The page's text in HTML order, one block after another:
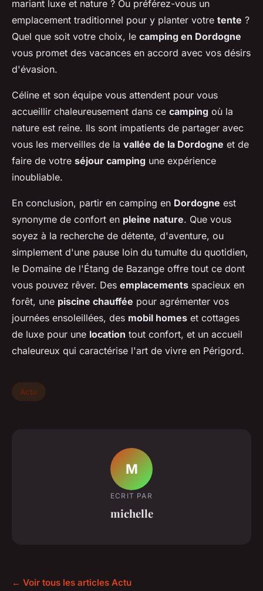
mariant luxe et nature ? Ou préférez-vous un
emplacement traditionnel pour y planter votre tente ?
Quel que soit votre choix, le camping en Dordogne
vous promet des vacances en accord avec vos désirs
d'évasion.
Céline et son équipe vous attendent pour vous
accueillir chaleureusement dans ce camping où la
nature est reine. Ils sont impatients de partager avec
vous les merveilles de la vallée de la Dordogne et de
faire de votre séjour camping une expérience
inoubliable.
En conclusion, partir en camping en Dordogne est
synonyme de confort en pleine nature. Que vous
soyez à la recherche de détente, d'aventure, ou
simplement d'une pause loin du tumulte du quotidien,
le Domaine de l'Étang de Bazange offre tout ce dont
vous pouvez rêver. Des emplacements spacieux en
forêt, une piscine chauffée pour agrémenter vos
journées ensoleillées, des mobil homes et cottages
de luxe pour une location tout confort, et un accueil
chaleureux qui caractérise l'art de vivre en Périgord.
Actu
M
ECRIT PAR
michelle
← Voir tous les articles Actu